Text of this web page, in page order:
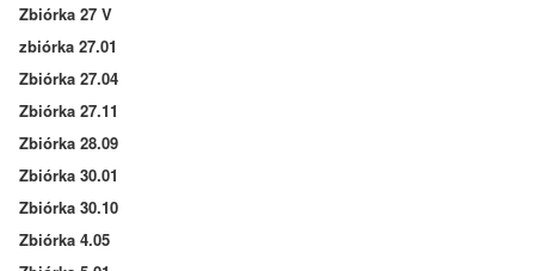
Zbiórka 27 V
zbiórka 27.01
Zbiórka 27.04
Zbiórka 27.11
Zbiórka 28.09
Zbiórka 30.01
Zbiórka 30.10
Zbiórka 4.05